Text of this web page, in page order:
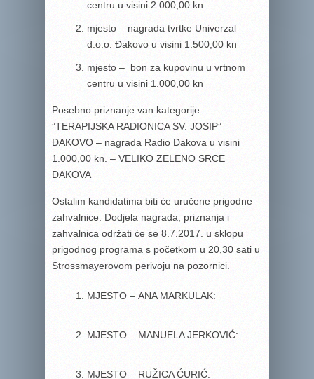
centru u visini 2.000,00 kn
mjesto – nagrada tvrtke Univerzal
d.o.o. Đakovo u visini 1.500,00 kn
mjesto – bon za kupovinu u vrtnom
centru u visini 1.000,00 kn
Posebno priznanje van kategorije:
”TERAPIJSKA RADIONICA SV. JOSIP”
ĐAKOVO – nagrada Radio Đakova u visini
1.000,00 kn. – VELIKO ZELENO SRCE
ĐAKOVA
Ostalim kandidatima biti će uručene prigodne
zahvalnice. Dodjela nagrada, priznanja i
zahvalnica održati će se 8.7.2017. u sklopu
prigodnog programa s početkom u 20,30 sati u
Strossmayerovom perivoju na pozornici.
MJESTO – ANA MARKULAK:
MJESTO – MANUELA JERKOVIĆ:
MJESTO – RUŽICA ĆURIĆ: